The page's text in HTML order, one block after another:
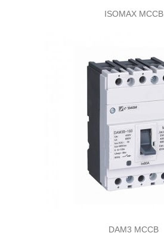
ISOMAX MCCB
DAM3 MCCB